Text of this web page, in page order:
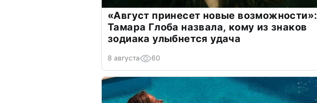
«Август принесет новые возможности»:
Тамара Глоба назвала, кому из знаков
зодиака улыбнется удача
8 августа 60